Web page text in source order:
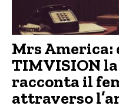
Mrs America:
TIMVISION
racconta il
attraverso